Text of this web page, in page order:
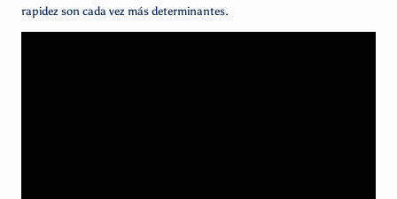
rapidez son cada vez más determinantes.